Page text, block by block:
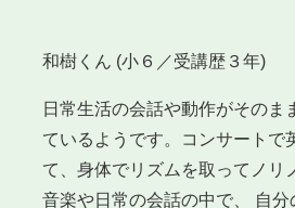
和樹くん (小６／受講歴３年)
日常生活の会話や動作がその
ているようです。コンサートで
て、身体でリズムを取ってノリ
音楽や日常の会話の中で、 自